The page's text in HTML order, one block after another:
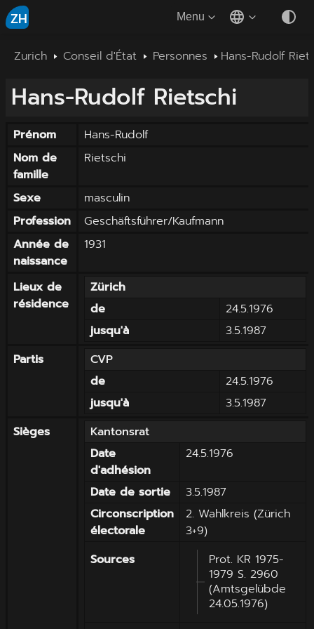
ZH Menu
Zurich Conseil d'État Personnes Hans-Rudolf
Hans-Rudolf Rietschi
Prénom
Hans-Rudolf
Nom de
famille
Rietschi
Sexe
masculin
Profession
Geschäftsführer/Kaufmann
Année de
naissance
1931
Lieux de
résidence
Zürich
de
24.5.1976
jusqu'à
3.5.1987
Partis
CVP
de
24.5.1976
jusqu'à
3.5.1987
Sièges
Kantonsrat
Date
d'adhésion
24.5.1976
Date de sortie
3.5.1987
Circonscription
électorale
2. Wahlkreis (Zürich
3+9)
Sources
Prot. KR 1975-
1979 S. 2960
(Amtsgelübde
24.05.1976)